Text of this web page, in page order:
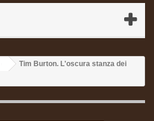
Tim Burton. L'oscura stanza dei